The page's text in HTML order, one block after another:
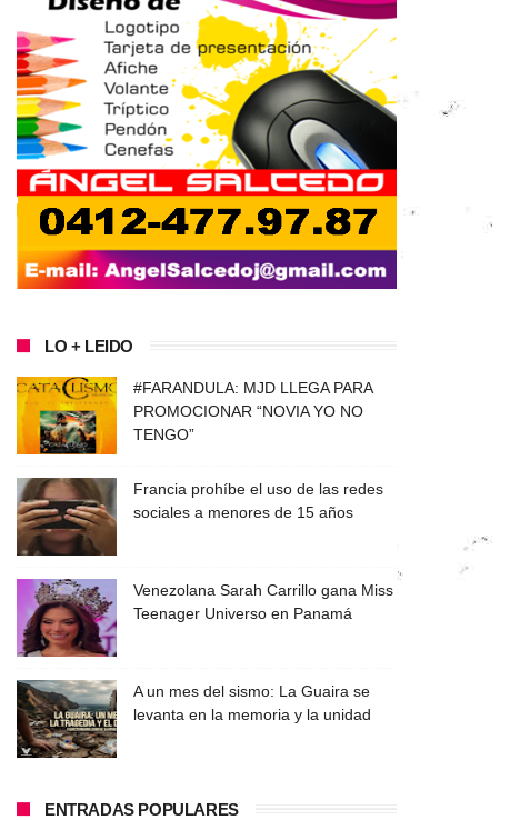
LO + LEIDO
#FARANDULA: MJD LLEGA PARA
PROMOCIONAR “NOVIA YO NO
TENGO”
Francia prohíbe el uso de las redes
sociales a menores de 15 años
Venezolana Sarah Carrillo gana Miss
Teenager Universo en Panamá
A un mes del sismo: La Guaira se
levanta en la memoria y la unidad
ENTRADAS POPULARES